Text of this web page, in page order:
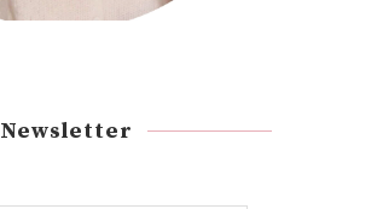
Newsletter